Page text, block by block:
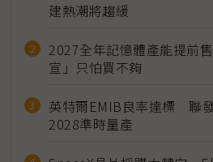
建熱潮將趨緩
2027全年記憶體產能提前
宣」只怕買不夠
英特爾EMIB良率達標 聯
2028準時量產